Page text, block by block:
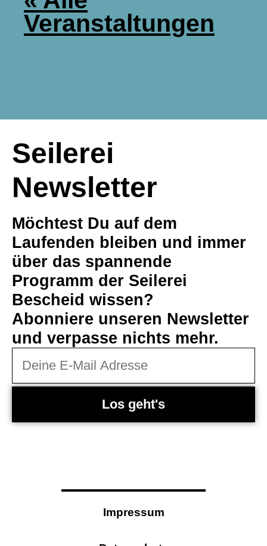
Veranstaltungen
Seilerei
Newsletter
Möchtest Du auf dem
Laufenden bleiben und immer
über das spannende
Programm der Seilerei
Bescheid wissen?
Abonniere unseren Newsletter
und verpasse nichts mehr.
Los geht's
Impressum